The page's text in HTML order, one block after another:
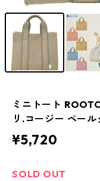
ミニトート
リ.コージー ペール
¥5,720
SOLD OUT